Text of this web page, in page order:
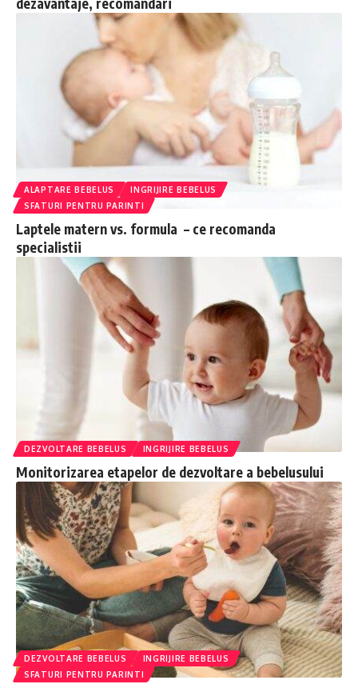
ALAPTARE BEBELUS
INGRIJIRE BEBELUS
SFATURI PENTRU PARINTI
Laptele matern vs. formula – ce recomanda
specialistii
DEZVOLTARE BEBELUS INGRIJIRE BEBELUS
Monitorizarea etapelor de dezvoltare a bebelusului
DEZVOLTARE BEBELUS
INGRIJIRE BEBELUS
SFATURI PENTRU PARINTI